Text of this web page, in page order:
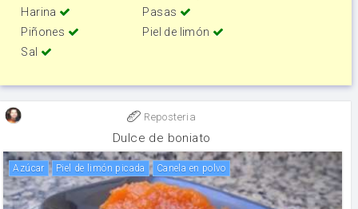
Harina
Pasas
Piñones
Piel de limón
Sal
Reposteria
Dulce de boniato
Azúcar piel de limón picada canela en polvo